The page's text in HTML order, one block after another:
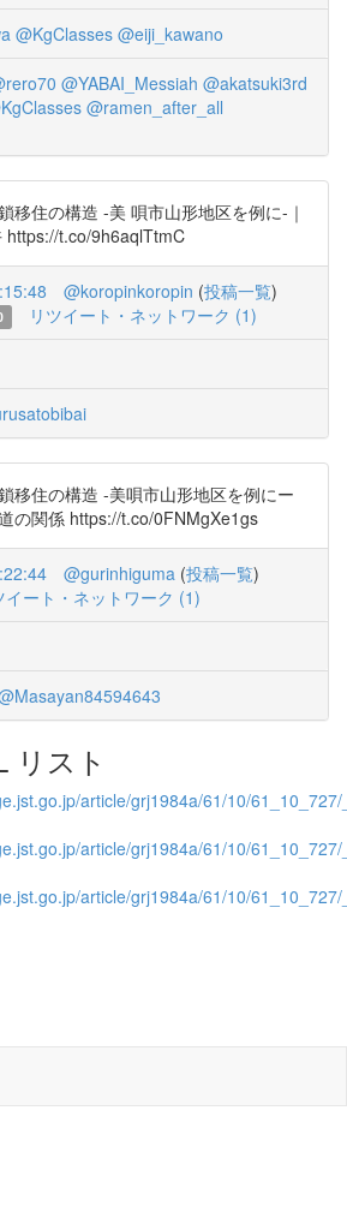
@KgClasses @eiji_kawano
@YABAI_Messiah @akatsuki3rd
@ramen_after_all
移住の構造 -美 唄市山形地区を例に-｜
https://t.co/9h6aqlTtmC
@koropinkoropin (投稿一覧)
リツイート・ネットワーク (1)
移住の構造 -美唄市山形地区を例にー
の関係 https://t.co/0FNMgXe1gs
@gurinhiguma (投稿一覧)
イート・ネットワーク (1)
リスト
article/grj1984a/61/10/
article/grj1984a/61/10/
article/grj1984a/61/10/